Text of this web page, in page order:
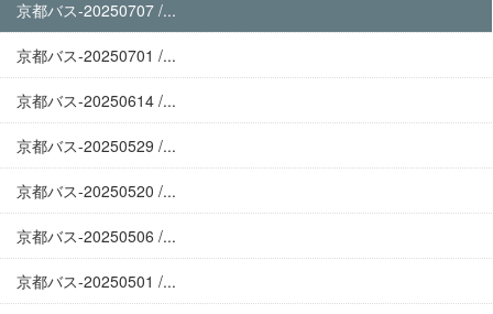
京都バス-20250707 /...
京都バス-20250701 /...
京都バス-20250614 /...
京都バス-20250529 /...
京都バス-20250520 /...
京都バス-20250506 /...
京都バス-20250501 /...